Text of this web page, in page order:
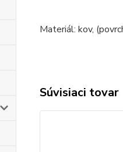
Materiál: kov,
Súvisiaci tovar